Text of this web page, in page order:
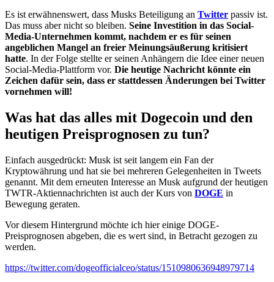
Es ist erwähnenswert, dass Musks Beteiligung an Twitter passiv ist.
Das muss aber nicht so bleiben. Seine Investition in das Social-
Media-Unternehmen kommt, nachdem er es für seinen
angeblichen Mangel an freier Meinungsäußerung kritisiert
hatte. In der Folge stellte er seinen Anhängern die Idee einer neuen
Social-Media-Plattform vor. Die heutige Nachricht könnte ein
Zeichen dafür sein, dass er stattdessen Änderungen bei Twitter
vornehmen will!
Was hat das alles mit Dogecoin und den
heutigen Preisprognosen zu tun?
Einfach ausgedrückt: Musk ist seit langem ein Fan der
Kryptowährung und hat sie bei mehreren Gelegenheiten in Tweets
genannt. Mit dem erneuten Interesse an Musk aufgrund der heutigen
TWTR-Aktiennachrichten ist auch der Kurs von DOGE in
Bewegung geraten.
Vor diesem Hintergrund möchte ich hier einige DOGE-
Preisprognosen abgeben, die es wert sind, in Betracht gezogen zu
werden.
https://twitter.com/dogeofficialceo/status/1510980636948979714